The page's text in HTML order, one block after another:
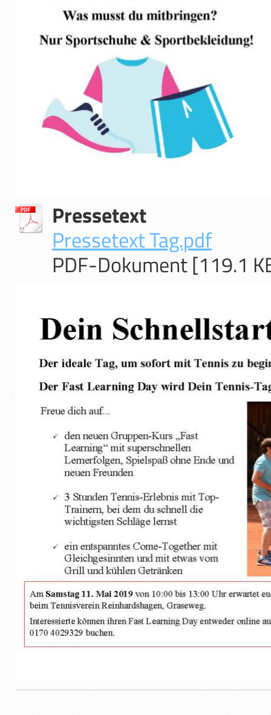
Pressetext
Pressetext Tag.pdf
PDF-Dokument [119.1